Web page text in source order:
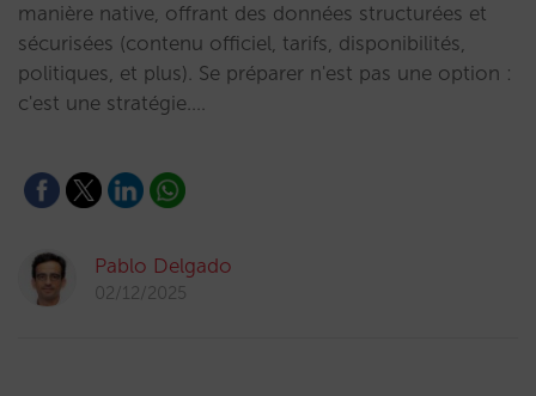
manière native, offrant des données structurées et
sécurisées (contenu officiel, tarifs, disponibilités,
politiques, et plus). Se préparer n'est pas une option :
c'est une stratégie.…
Pablo Delgado
02/12/2025